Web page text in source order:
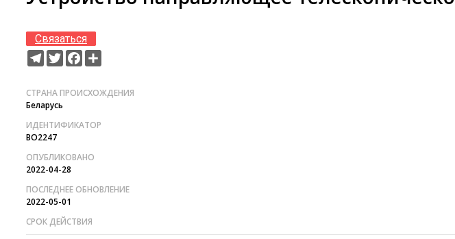
Связаться
Telegram
TwitterFacebook
СТРАНА ПРОИСХОЖДЕНИЯ
Беларусь
ИДЕНТИФИКАТОР
BO2247
ОПУБЛИКОВАНО
2022-04-28
ПОСЛЕДНЕЕ ОБНОВЛЕНИЕ
2022-05-01
СРОК ДЕЙСТВИЯ